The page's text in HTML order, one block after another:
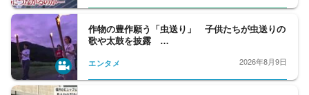
作物の豊作願う「虫送り」 子供たちが虫送りの
歌や太鼓を披露 …
エンタメ 2026年8月9日